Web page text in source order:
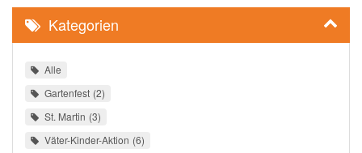
Kategorien
Alle
Gartenfest 2
St. Martin 3
Väter-Kinder-Aktion 6